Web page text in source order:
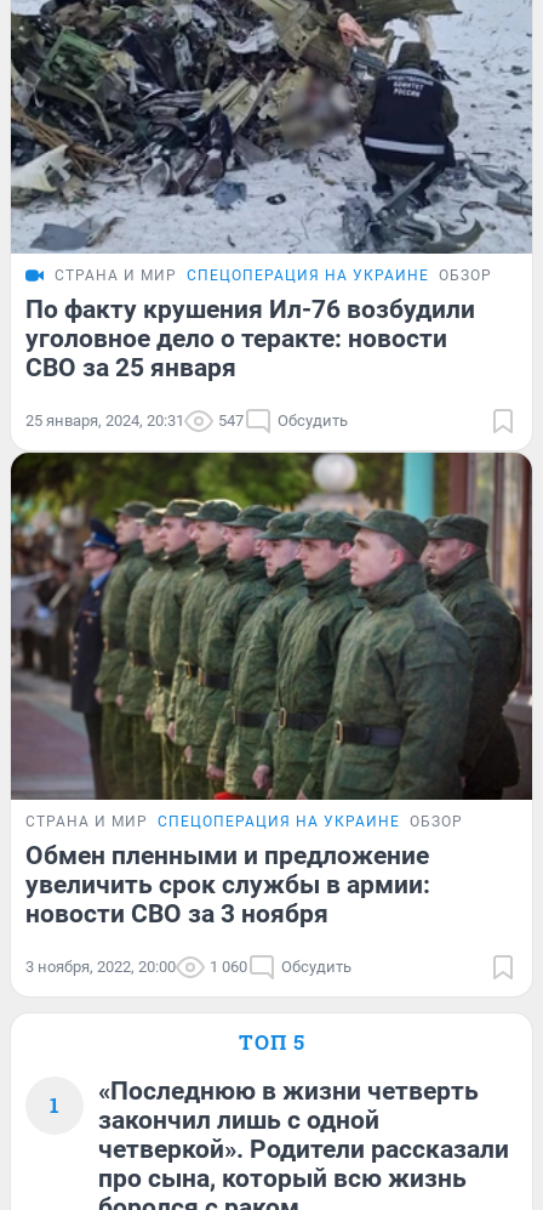
СТРАНА И МИР СПЕЦОПЕРАЦИЯ НА УКРАИНЕ ОБЗОР
По факту крушения Ил-76 возбудили
уголовное дело о теракте: новости
СВО за 25 января
25 января, 2024, 20:31 547 Обсудить
СТРАНА И МИР СПЕЦОПЕРАЦИЯ НА УКРАИНЕ ОБЗОР
Обмен пленными и предложение
увеличить срок службы в армии:
новости СВО за 3 ноября
3 ноября, 2022, 20:00 1 060 Обсудить
ТОП 5
1
«Последнюю в жизни четверть
закончил лишь с одной
четверкой». Родители рассказали
про сына, который всю жизнь